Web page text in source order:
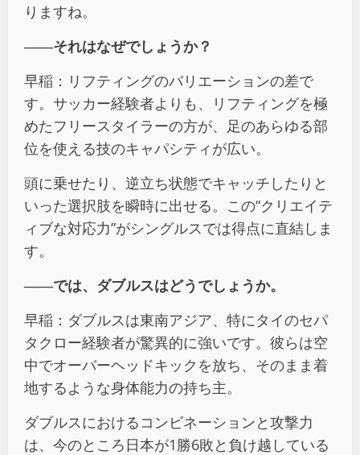
りますね。
――それはなぜでしょうか？
早稲：リフティングのバリエーションの差で
す。サッカー経験者よりも、リフティングを極
めたフリースタイラーの方が、足のあらゆる部
位を使える技のキャパシティが広い。
頭に乗せたり、逆立ち状態でキャッチしたりと
いった選択肢を瞬時に出せる。この“クリエイテ
ィブな対応力”がシングルスでは得点に直結しま
す。
――では、ダブルスはどうでしょうか。
早稲：ダブルスは東南アジア、特にタイのセパ
タクロー経験者が驚異的に強いです。彼らは空
中でオーバーヘッドキックを放ち、そのまま着
地するような身体能力の持ち主。
ダブルスにおけるコンビネーションと攻撃力
は、今のところ日本が1勝6敗と負け越している